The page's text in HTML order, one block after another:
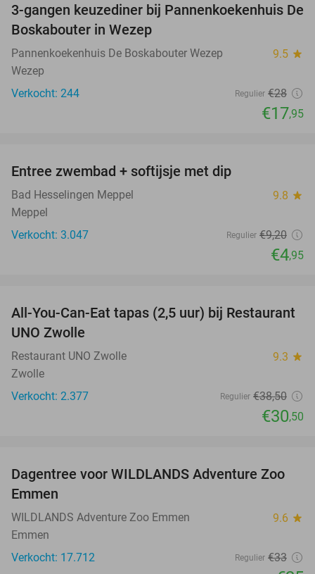
36%
3-gangen keuzediner bij Pannenkoekenhuis De
Boskabouter in Wezep
Pannenkoekenhuis De Boskabouter Wezep 9.5 star
Wezep
Verkocht: 244
Regulier €28
€17,95
Entree zwembad + softijsje met dip
Bad Hesselingen Meppel 9.8 star
Meppel
Verkocht: 3.047
Regulier €9,20
€4,95
21%
All-You-Can-Eat tapas (2,5 uur) bij Restaurant
UNO Zwolle
Restaurant UNO Zwolle 9.3 star
Zwolle
Verkocht: 2.377
Regulier €38,50
€30,50
24%
Dagentree voor WILDLANDS Adventure Zoo
Emmen
WILDLANDS Adventure Zoo Emmen 9.6 star
Emmen
Verkocht: 17.712
Regulier €33